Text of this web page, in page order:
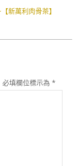
新萬利肉骨茶】
必填欄位標示為 *